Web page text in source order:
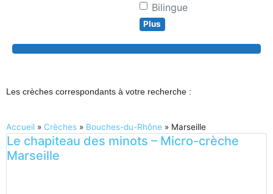
Bilingue
Plus
Search
Les crèches correspondants à votre recherche :
Accueil » Crèches » Bouches-du-Rhône » Marseille
Le chapiteau des minots – Micro-crèche
Marseille